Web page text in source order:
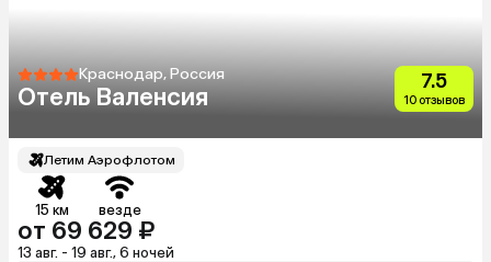
Краснодар, Россия
Отель Валенсия
7.5
10 отзывов
Летим Аэрофлотом
15 км везде
от 69 629 ₽
13 авг. - 19 авг., 6 ночей